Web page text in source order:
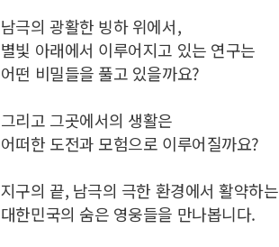
남극의 광활한 빙하 위에서,
별빛 아래에서 이루어지고 있는 연구는
어떤 비밀들을 풀고 있을까요?
그리고 그곳에서의 생활은
어떠한 도전과 모험으로 이루어질까요?
지구의 끝, 남극의 극한 환경에서 활약하는
대한민국의 숨은 영웅들을 만나봅니다.